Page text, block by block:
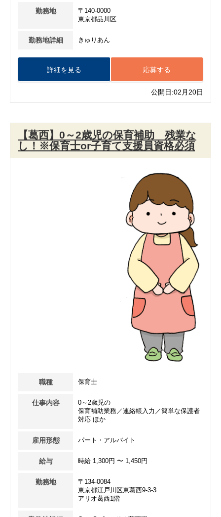
勤務地
〒140-0000
東京都品川区
勤務地詳細 きゅりあん
応募する
詳細を見る
公開日:02月20日
【葛西】0～2歳児の保育補助 残業な
し！※保育士or子育て支援員資格必須
職種 保育士
仕事内容
0～2歳児の
保育補助業務／連絡帳入力／簡単な保護者
対応 ほか
雇用形態 パート・アルバイト
給与 時給 1,300円 〜 1,450円
勤務地
〒134-0084
東京都江戸川区東葛西9-3-3
アリオ葛西1階